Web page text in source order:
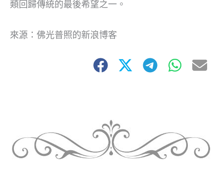
類回歸傳統的最後希望之一。
來源：佛光普照的新浪博客